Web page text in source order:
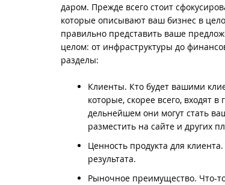
даром. Прежде всего стоит
которые описывают ваш бизнес в
правильно представить ваше
целом: от инфраструктуры до
разделы:
Клиенты. Кто будет вашими
которые, скорее всего, входят
дельнейшем они могут стать
разместить на сайте и других
Ценность продукта для
результата.
Рыночное преимущество. Что-